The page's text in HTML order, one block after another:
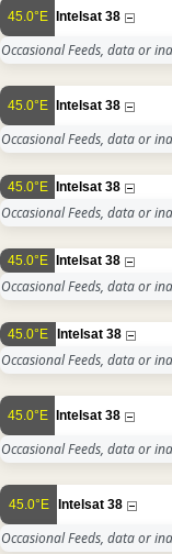
45.0°E Intelsat 38
Occasional Feeds, data or
45.0°E Intelsat 38
Occasional Feeds, data or
45.0°E Intelsat 38
Occasional Feeds, data or
45.0°E Intelsat 38
Occasional Feeds, data or
45.0°E Intelsat 38
Occasional Feeds, data or
45.0°E Intelsat 38
Occasional Feeds, data or
45.0°E Intelsat 38
Occasional Feeds, data or